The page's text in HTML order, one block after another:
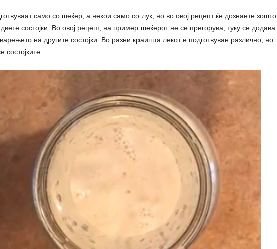
само со шеќер, а некои само со лук, но во овој рецепт ќе дознаете зошто
состојки. Во овој рецепт, на пример шеќерот не се прегорува, туку се додава
на другите состојки. Во разни краишта лекот е подготвуван различно, но
состојките.